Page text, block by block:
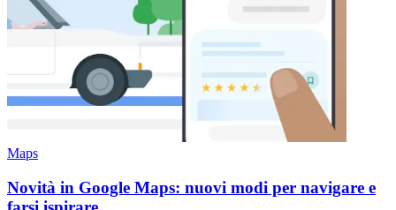
Maps
Novità in Google Maps: nuovi modi per navigare e